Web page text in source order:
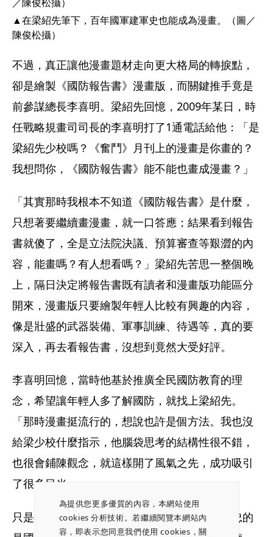
為提供您更多優質的內容，本網站使用
cookies 分析技術。若繼續閱覽本網站內
容，即表示您同意我們使用 cookies，關
▲在梁紹先筆下，百年國軍建軍史也能成為漫畫。（圖／
陳俊松攝）
不過，真正讓他漫畫題材走向更大格局的轉捩點，
卻是繪製《國防報告書》漫畫版，而關鍵推手竟是
前參謀總長李喜明。梁紹先回憶，2009年某日，時
任戰略規畫司司長的李喜明打了1通電話給他：「是
梁紹先少校嗎？《奮鬥》月刊上的漫畫是你畫的？
我想問你，《國防報告書》能不能也畫成漫畫？」
「其實那時我根本不知道《國防報告書》是什麼，
只想著要繼續畫漫畫，就一口答應；結果看到報告
書就傻了，全是立法院決議、預算審查等艱澀的內
容，能畫嗎？有人想看嗎？」梁紹先苦思一整個晚
上，隔日決定將報告書既有讀者和漫畫版功能區分
開來，漫畫版只要繪製年輕人比較有興趣的內容，
像是壯盛的武器裝備、軍事訓練、待遇等，真的要
深入，再去看報告書，沒想到竟然大受好評。
李喜明回憶，當時他基於推廣全民國防教育的理
念，希望讓年輕人多了解國防，就找上梁紹先。
「那時漫畫挺流行的，想說也許是個方法。我也沒
給梁少校什麼指示，他腦袋思考的結構性很不錯，
也很會鋪陳觀念，就這樣開了風氣之先，成功吸引
了很多目光。」
只是在軍中，仍有局限。梁紹先強調，軍人效忠的